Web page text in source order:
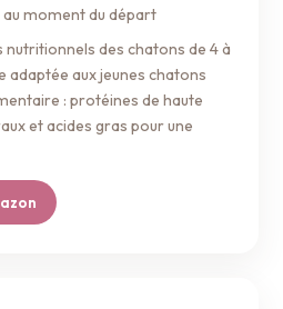
moment du départ
nutritionnels des chatons de 4 à
adaptée aux jeunes chatons
: protéines de haute
et acides gras pour une